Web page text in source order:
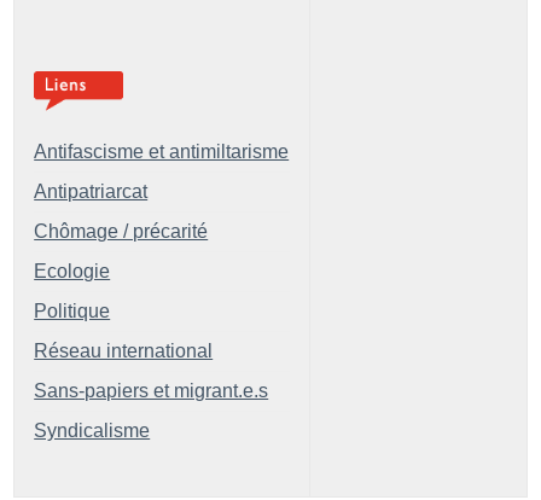
Antifascisme et antimiltarisme
Antipatriarcat
Chômage / précarité
Ecologie
Politique
Réseau international
Sans-papiers et migrant.e.s
Syndicalisme